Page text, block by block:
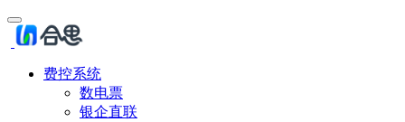
费控系统
数电票
银企直联